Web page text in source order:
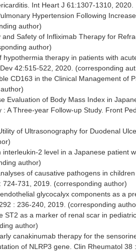
Int Heart J 61:1307-1310, 2020.
Hypertension Following
author)
Safety of Infliximab Therapy for
author)
hypothermia therapy in patients with
42:515-522, 2020. (corresponding
CD163 in the Clinical Management
Evaluation of Body Mass Index in
A Three-year Follow-up Study. Front
of Ultrasonography for Duodenal
2 level in a Japanese patient
author)
of causative pathogens in
731, 2019. (corresponding author)
glycocalyx components as a
: 236-240, 2019. (corresponding
ST2 as a marker of renal scar in
author)
canakinumab therapy for the
of NLRP3 gene. Clin Rheumatol 38